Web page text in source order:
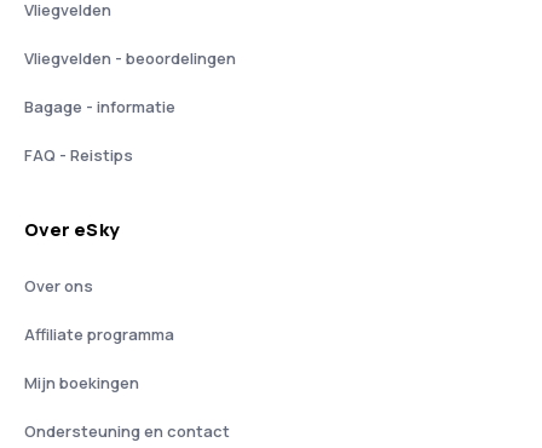
Vliegvelden
Vliegvelden - beoordelingen
Bagage - informatie
FAQ - Reistips
Over eSky
Over ons
Affiliate programma
Mijn boekingen
Ondersteuning en contact